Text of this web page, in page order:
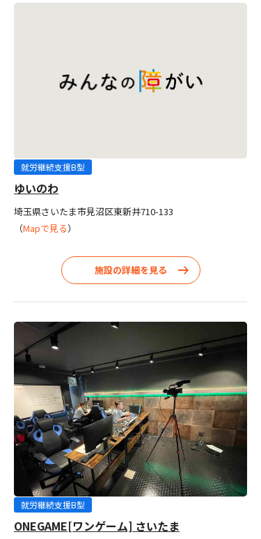
就労継続支援B型
ゆいのわ
埼玉県さいたま市見沼区東新井710-133
（Mapで見る）
施設の詳細を見る
就労継続支援B型
ONEGAME[ワンゲーム] さいたま